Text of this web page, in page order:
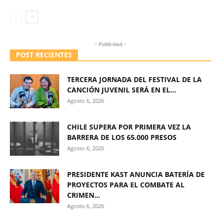
- Publicidad -
POST RECIENTES
TERCERA JORNADA DEL FESTIVAL DE LA
CANCIÓN JUVENIL SERÁ EN EL...
Agosto 6, 2026
CHILE SUPERA POR PRIMERA VEZ LA
BARRERA DE LOS 65.000 PRESOS
Agosto 6, 2026
PRESIDENTE KAST ANUNCIA BATERÍA DE
PROYECTOS PARA EL COMBATE AL
CRIMEN...
Agosto 6, 2026